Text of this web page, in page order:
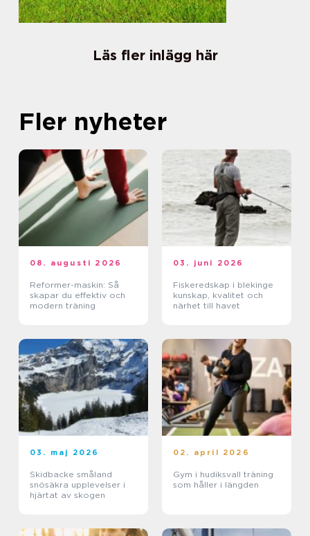
Läs fler inlägg här
Fler nyheter
08. augusti 2026
Reformer-maskin: Så
skapar du effektiv och
modern träning
03. juni 2026
Fiskeredskap i blekinge
kunskap, kvalitet och
närhet till havet
03. maj 2026
Skidbacke småland
snösäkra upplevelser i
hjärtat av skogen
02. april 2026
Gym i hudiksvall träning
som håller i längden